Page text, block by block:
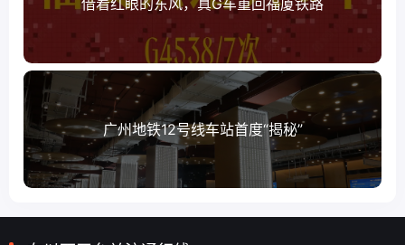
借着红眼的东风，真G车重回福厦铁路
广州地铁12号线车站首度“揭秘”